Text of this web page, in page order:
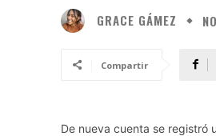
GRACE GÁMEZ
Compartir
De nueva cuenta se registró